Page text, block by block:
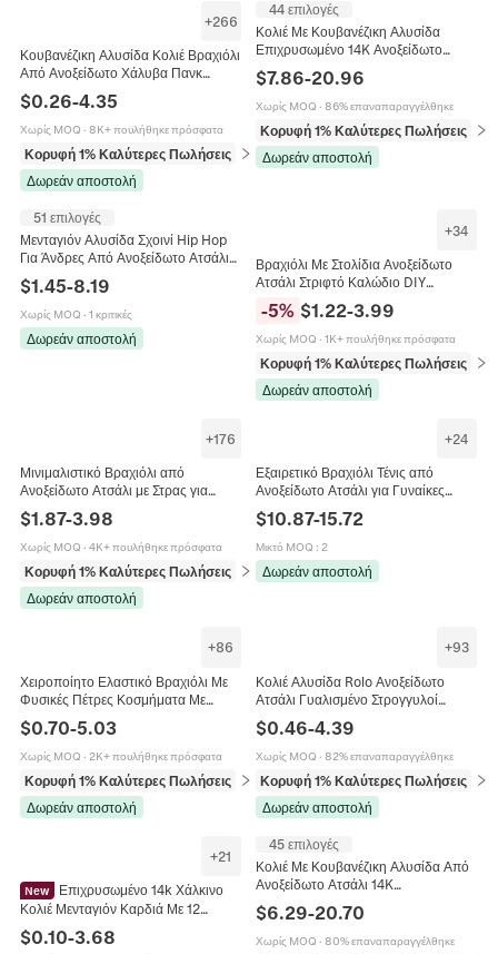
+266
Κουβανέζικη Αλυσίδα Κολιέ Βραχιόλι
Από Ανοξείδωτο Χάλυβα Πανκ
Ανθεκτικά Επίπεδα Κοσμήματα Για
Άνδρες Γυναίκες
$0.26-4.35
Χωρίς MOQ · 8K+ πουλήθηκε πρόσφατα
Κορυφή 1% Καλύτερες Πωλήσεις
σε Κολιέ
Δωρεάν αποστολή
44 επιλογές
Κολιέ Με Κουβανέζικη Αλυσίδα
Επιχρυσωμένο 14K Ανοξείδωτο
Ατσάλι Γυαλισμένο Λείο Κούμπωμα
Hip Hop Streetwear Κοσμήματα Για
Άνδρες
$7.86-20.96
Χωρίς MOQ · 86% επαναπαραγγέλθηκε
Κορυφή 1% Καλύτερες Πωλήσεις
σε
Δωρεάν αποστολή
51 επιλογές
Μενταγιόν Αλυσίδα Σχοινί Hip Hop
Για Άνδρες Από Ανοξείδωτο Ατσάλι
Κοσμήματα Punk Trendy Χρυσό
Ασημί Μαύρο
$1.45-8.19
Χωρίς MOQ · 1 κριτικές
Δωρεάν αποστολή
+34
Βραχιόλι Με Στολίδια Ανοξείδωτο
Ατσάλι Στριφτό Καλώδιο DIY
Χειροποίητο Σμάλτο Στρας Καρδιά
Αστέρι Φεγγάρι Μενταγιόν
Κοσμήματα
-5% $1.22-3.99
Χωρίς MOQ · 1K+ πουλήθηκε πρόσφατα
Κορυφή 1% Καλύτερες Πωλήσεις
σε
Δωρεάν αποστολή
+176
Μινιμαλιστικό Βραχιόλι από
Ανοξείδωτο Ατσάλι με Στρας για
Γυναίκες Χρυσό Ροζ Χρυσό Ασημί
Επίχρυσο Τριφύλλι Καρδιά
$1.87-3.98
Χωρίς MOQ · 4K+ πουλήθηκε πρόσφατα
Κορυφή 1% Καλύτερες Πωλήσεις
σε Βραχιόλια
Δωρεάν αποστολή
+24
Εξαιρετικό Βραχιόλι Τένις από
Ανοξείδωτο Ατσάλι για Γυναίκες
Άνδρες Ένθετο Ζιρκόνιο Χρυσό
Ασημί Επιμεταλλωμένο Κλασικό
Κόσμημα Δώρο
$10.87-15.72
Μικτό MOQ : 2
Δωρεάν αποστολή
+86
Χειροποίητο Ελαστικό Βραχιόλι Με
Φυσικές Πέτρες Κοσμήματα Με
Ποικιλία Χρωμάτων
$0.70-5.03
Χωρίς MOQ · 2K+ πουλήθηκε πρόσφατα
Κορυφή 1% Καλύτερες Πωλήσεις
σε Βραχιόλια
Δωρεάν αποστολή
+93
Κολιέ Αλυσίδα Rolo Ανοξείδωτο
Ατσάλι Γυαλισμένο Στρογγυλοί
Κοσμήματα Μόδας Στυλ Hip Hop
$0.46-4.39
Χωρίς MOQ · 82% επαναπαραγγέλθηκε
Κορυφή 1% Καλύτερες Πωλήσεις
σε
Δωρεάν αποστολή
+21
New
Επιχρυσωμένο 14k Χάλκινο
Κολιέ Μενταγιόν Καρδιά Με 12
Χρώματα DIY Πέτρα Γέννησης
Κρύσταλλο Για Γυναίκες Κοσμήματα
$0.10-3.68
45 επιλογές
Κολιέ Με Κουβανέζικη Αλυσίδα Από
Ανοξείδωτο Ατσάλι 14K
Ανδρικά Με Κούμπωμα Ζιργκόν
$6.29-20.70
Χωρίς MOQ · 80% επαναπαραγγέλθηκε